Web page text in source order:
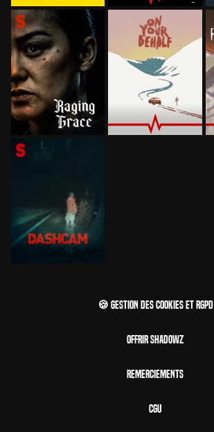
🍪 Gestion des cookies et RGPD
Offrir Shadowz
Remerciements
CGU